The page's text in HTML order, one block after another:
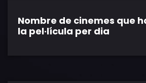
Nombre de cinemes que
la pel·lícula per dia